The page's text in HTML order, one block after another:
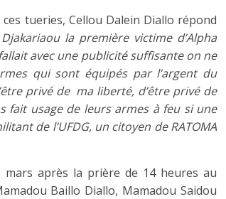
tueries, Cellou Dalein Diallo répond
la première victime d’Alpha
avec une publicité suffisante on ne
qui sont équipés par l’argent du
privé de ma liberté, d’être privé de
fait usage de leurs armes à feu si une
de l’UFDG, un citoyen de RATOMA
après la prière de 14 heures au
Baillo Diallo, Mamadou Saidou